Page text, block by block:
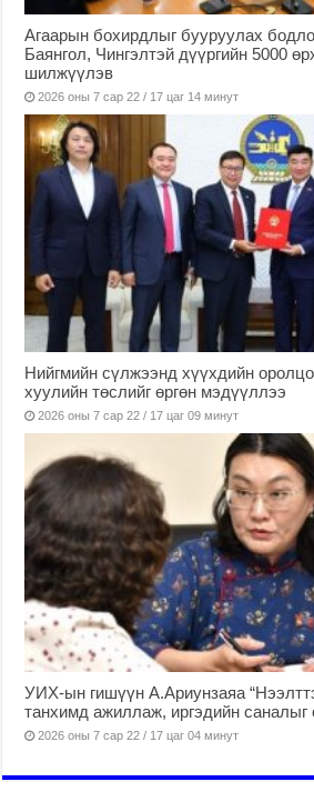
Агаарын бохирдлыг бууруулах
Баянгол, Чингэлтэй дүүргийн 5000
шилжүүлэв
2026 оны 7 сар 22 / 17 цаг 14 минут
Нийгмийн сүлжээнд хүүхдийн
хуулийн төслийг өргөн мэдүүллээ
2026 оны 7 сар 22 / 17 цаг 09 минут
УИХ-ын гишүүн А.Ариунзаяа
танхимд ажиллаж, иргэдийн саналыг
2026 оны 7 сар 22 / 17 цаг 04 минут